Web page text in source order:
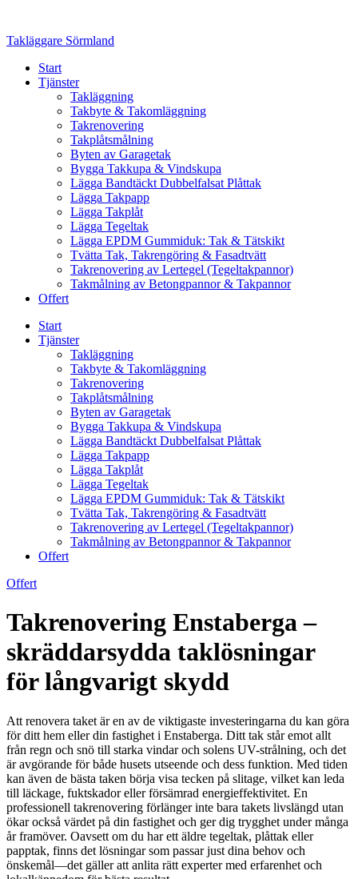
content
Takläggare Sörmland
Start
Tjänster
Takläggning
Takbyte & Takomläggning
Takrenovering
Takplåtsmålning
Byten av Garagetak
Bygga Takkupa & Vindskupa
Lägga Bandtäckt Dubbelfalsat Plåttak
Lägga Takpapp
Lägga Takplåt
Lägga Tegeltak
Lägga EPDM Gummiduk: Tak & Tätskikt
Tvätta Tak, Takrengöring & Fasadtvätt
Takrenovering av Lertegel (Tegeltakpannor)
Takmålning av Betongpannor & Takpannor
Offert
Start
Tjänster
Takläggning
Takbyte & Takomläggning
Takrenovering
Takplåtsmålning
Byten av Garagetak
Bygga Takkupa & Vindskupa
Lägga Bandtäckt Dubbelfalsat Plåttak
Lägga Takpapp
Lägga Takplåt
Lägga Tegeltak
Lägga EPDM Gummiduk: Tak & Tätskikt
Tvätta Tak, Takrengöring & Fasadtvätt
Takrenovering av Lertegel (Tegeltakpannor)
Takmålning av Betongpannor & Takpannor
Offert
Offert
Takrenovering Enstaberga –
skräddarsydda taklösningar
för långvarigt skydd
Att renovera taket är en av de viktigaste investeringarna du kan göra
för ditt hem eller din fastighet i Enstaberga. Ditt tak står emot allt
från regn och snö till starka vindar och solens UV-strålning, och det
är avgörande för både husets utseende och dess funktion. Med tiden
kan även de bästa taken börja visa tecken på slitage, vilket kan leda
till läckage, fuktskador eller försämrad energieffektivitet. En
professionell takrenovering förlänger inte bara takets livslängd utan
ökar också värdet på din fastighet och ger dig trygghet under många
år framöver. Oavsett om du har ett äldre tegeltak, plåttak eller
papptak, finns det lösningar som passar just dina behov och
önskemål—det gäller att anlita rätt experter med erfarenhet och